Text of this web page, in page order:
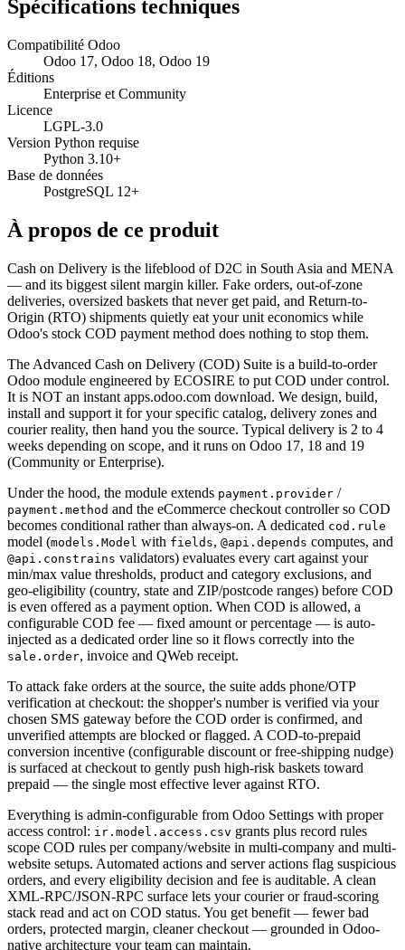
Spécifications techniques
Compatibilité Odoo
Odoo 17, Odoo 18, Odoo 19
Éditions
Enterprise et Community
Licence
LGPL-3.0
Version Python requise
Python 3.10+
Base de données
PostgreSQL 12+
À propos de ce produit
Cash on Delivery is the lifeblood of D2C in South Asia and MENA
— and its biggest silent margin killer. Fake orders, out-of-zone
deliveries, oversized baskets that never get paid, and Return-to-
Origin (RTO) shipments quietly eat your unit economics while
Odoo's stock COD payment method does nothing to stop them.
The Advanced Cash on Delivery (COD) Suite is a build-to-order
Odoo module engineered by ECOSIRE to put COD under control.
It is NOT an instant apps.odoo.com download. We design, build,
install and support it for your specific catalog, delivery zones and
courier reality, then hand you the source. Typical delivery is 2 to 4
weeks depending on scope, and it runs on Odoo 17, 18 and 19
(Community or Enterprise).
Under the hood, the module extends payment.provider /
payment.method and the eCommerce checkout controller so COD
becomes conditional rather than always-on. A dedicated cod.rule
model (models.Model with fields, @api.depends computes, and
@api.constrains validators) evaluates every cart against your
min/max value thresholds, product and category exclusions, and
geo-eligibility (country, state and ZIP/postcode ranges) before COD
is even offered as a payment option. When COD is allowed, a
configurable COD fee — fixed amount or percentage — is auto-
injected as a dedicated order line so it flows correctly into the
sale.order, invoice and QWeb receipt.
To attack fake orders at the source, the suite adds phone/OTP
verification at checkout: the shopper's number is verified via your
chosen SMS gateway before the COD order is confirmed, and
unverified attempts are blocked or flagged. A COD-to-prepaid
conversion incentive (configurable discount or free-shipping nudge)
is surfaced at checkout to gently push high-risk baskets toward
prepaid — the single most effective lever against RTO.
Everything is admin-configurable from Odoo Settings with proper
access control: ir.model.access.csv grants plus record rules
scope COD rules per company/website in multi-company and multi-
website setups. Automated actions and server actions flag suspicious
orders, and every eligibility decision and fee is auditable. A clean
XML-RPC/JSON-RPC surface lets your courier or fraud-scoring
stack read and act on COD status. You get benefit — fewer bad
orders, protected margin, cleaner checkout — grounded in Odoo-
native architecture your team can maintain.